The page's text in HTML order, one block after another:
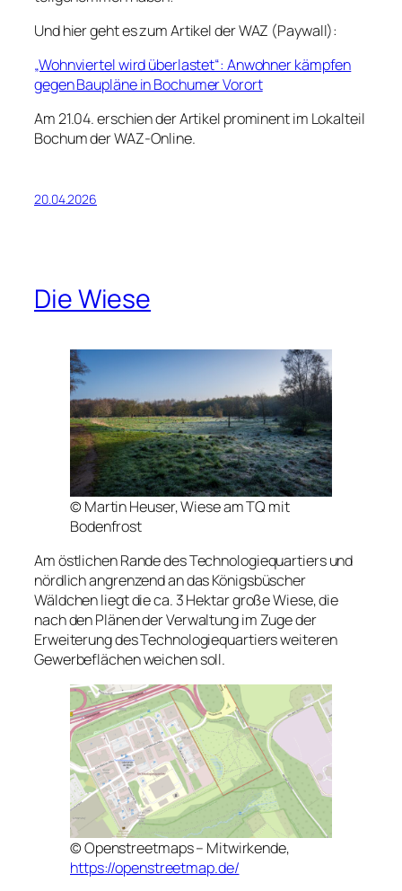
Und hier geht es zum Artikel der WAZ (Paywall):
„Wohnviertel wird überlastet“: Anwohner kämpfen
gegen Baupläne in Bochumer Vorort
Am 21.04. erschien der Artikel prominent im Lokalteil
Bochum der WAZ-Online.
20.04.2026
Die Wiese
© Martin Heuser, Wiese am TQ mit
Bodenfrost
Am östlichen Rande des Technologiequartiers und
nördlich angrenzend an das Königsbüscher
Wäldchen liegt die ca. 3 Hektar große Wiese, die
nach den Plänen der Verwaltung im Zuge der
Erweiterung des Technologiequartiers weiteren
Gewerbeflächen weichen soll.
© Openstreetmaps – Mitwirkende,
https://openstreetmap.de/